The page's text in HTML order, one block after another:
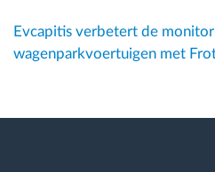
Evcapitis verbetert de
wagenparkvoertuigen met